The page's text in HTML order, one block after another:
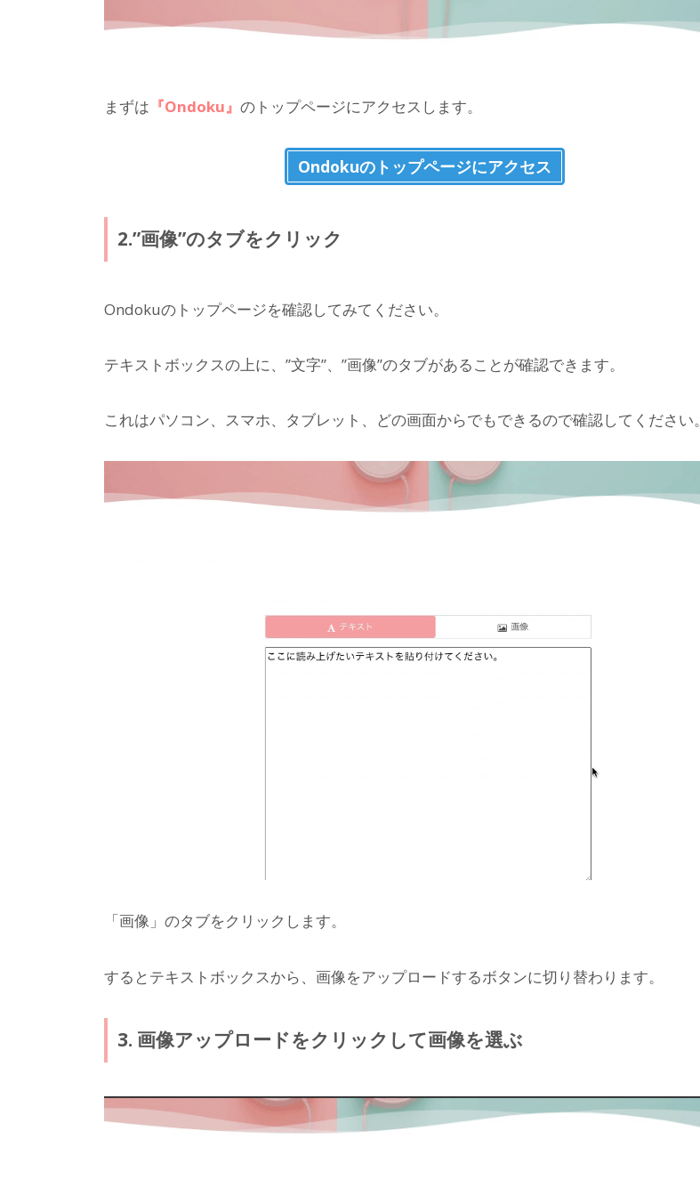
まずは 『Ondoku』 のトップページにアクセスします。
Ondokuのトップページにアクセス
2.”画像”のタブをクリック
Ondokuのトップページを確認してみてください。
テキストボックスの上に、”文字”、”画像”のタブがあることが確認できます。
これはパソコン、スマホ、タブレット、どの画面からでもできるので確認してください。
「画像」のタブをクリックします。
するとテキストボックスから、画像をアップロードするボタンに切り替わります。
3. 画像アップロードをクリックして画像を選ぶ